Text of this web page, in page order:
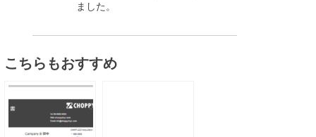
ました。
こちらもおすすめ